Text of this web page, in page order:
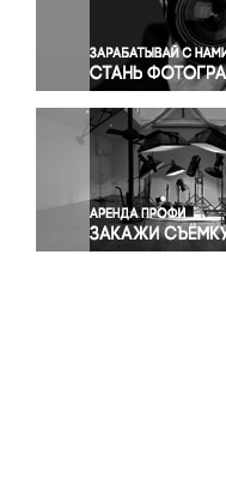
Правосудие
Происшествия
Религия
Светская жизнь
Спорт
Экология
Экономика и